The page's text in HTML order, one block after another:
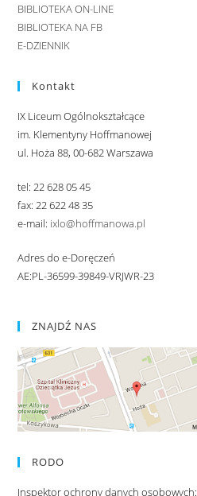
BIBLIOTEKA ON-LINE
BIBLIOTEKA NA FB
E-DZIENNIK
Kontakt
IX Liceum Ogólnokształcące
im. Klementyny Hoffmanowej
ul. Hoża 88, 00-682 Warszawa
tel: 22 628 05 45
fax: 22 622 48 35
e-mail: ixlo@hoffmanowa.pl
Adres do e-Doręczeń
AE:PL-36599-39849-VRJWR-23
ZNAJDŹ NAS
RODO
Inspektor ochrony danych osobowych: